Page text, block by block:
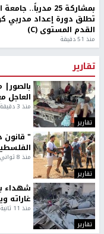
بمشاركة 25 مدرباً..
تطلق دورة إعداد مدربي
القدم المستوى (C)
منذ 51 دقيقة
تقارير
تقارير
العاجل
منذ 3 دقيقة
تقارير
"
منذ 8 ثواني
تقارير
شهداء
غاراته
منذ 11 ثانية